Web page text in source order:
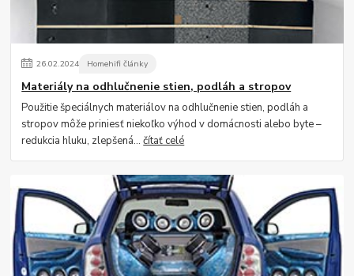
26.02.2024 Homehifi články
Materiály na odhlučnenie stien, podláh a stropov
Použitie špeciálnych materiálov na odhlučnenie stien, podláh a
stropov môže priniesť niekoľko výhod v domácnosti alebo byte –
redukcia hluku, zlepšená...čítať celé